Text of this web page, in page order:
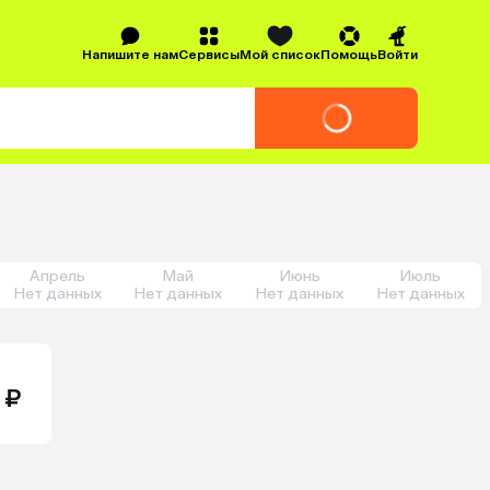
Напишите намСервисыМой списокПомощьВойти
Апрель
Нет данных
Май
Нет данных
Июнь
Нет данных
Июль
Нет данных
₽